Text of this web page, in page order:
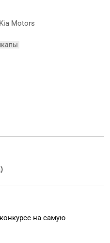
Motors
на самую